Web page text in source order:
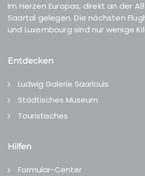
Im Herzen Europas, direkt an der
Saartal gelegen. Die nächsten
und Luxembourg sind nur wenige
Entdecken
Ludwig Galerie Saarlouis
Städtisches Museum
Touristisches
Hilfen
Formular-Center